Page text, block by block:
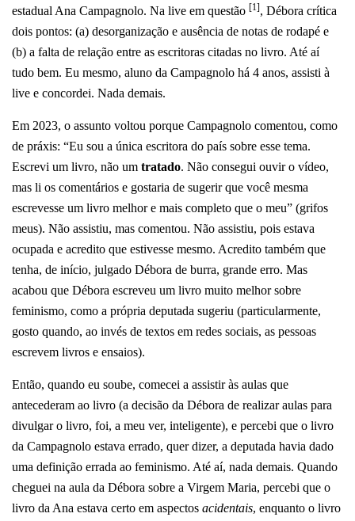
estadual Ana Campagnolo. Na live em questão [1], Débora crítica
dois pontos: (a) desorganização e ausência de notas de rodapé e
(b) a falta de relação entre as escritoras citadas no livro. Até aí
tudo bem. Eu mesmo, aluno da Campagnolo há 4 anos, assisti à
live e concordei. Nada demais.
Em 2023, o assunto voltou porque Campagnolo comentou, como
de práxis: “Eu sou a única escritora do país sobre esse tema.
Escrevi um livro, não um tratado. Não consegui ouvir o vídeo,
mas li os comentários e gostaria de sugerir que você mesma
escrevesse um livro melhor e mais completo que o meu” (grifos
meus). Não assistiu, mas comentou. Não assistiu, pois estava
ocupada e acredito que estivesse mesmo. Acredito também que
tenha, de início, julgado Débora de burra, grande erro. Mas
acabou que Débora escreveu um livro muito melhor sobre
feminismo, como a própria deputada sugeriu (particularmente,
gosto quando, ao invés de textos em redes sociais, as pessoas
escrevem livros e ensaios).
Então, quando eu soube, comecei a assistir às aulas que
antecederam ao livro (a decisão da Débora de realizar aulas para
divulgar o livro, foi, a meu ver, inteligente), e percebi que o livro
da Campagnolo estava errado, quer dizer, a deputada havia dado
uma definição errada ao feminismo. Até aí, nada demais. Quando
cheguei na aula da Débora sobre a Virgem Maria, percebi que o
livro da Ana estava certo em aspectos acidentais, enquanto o livro